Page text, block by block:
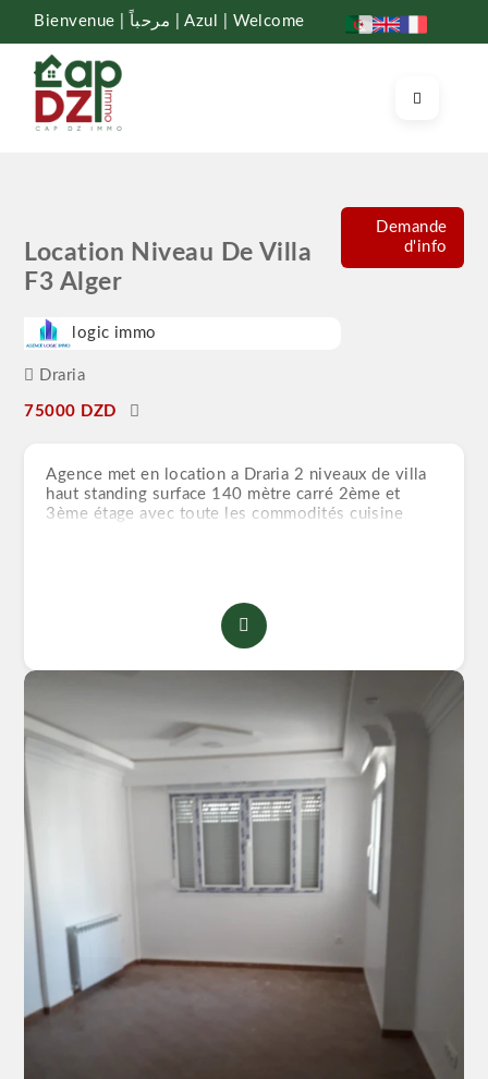
Bienvenue | مرحباً | Azul | Welcome
Location Niveau De Villa
F3 Alger
logic immo
Draria
75000 DZD
Demande
d'info
Agence met en location a Draria 2 niveaux de villa
haut standing surface 140 mètre carré 2ème et
3ème étage avec toute les commodités cuisine